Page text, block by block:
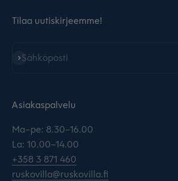
Tilaa uutiskirjeemme!
Sähköposti
Tilaa
Asiakaspalvelu
Ma–pe: 8.30–16.00
La: 10.00–14.00
+358 3 871 460
ruskovilla@ruskovilla.fi